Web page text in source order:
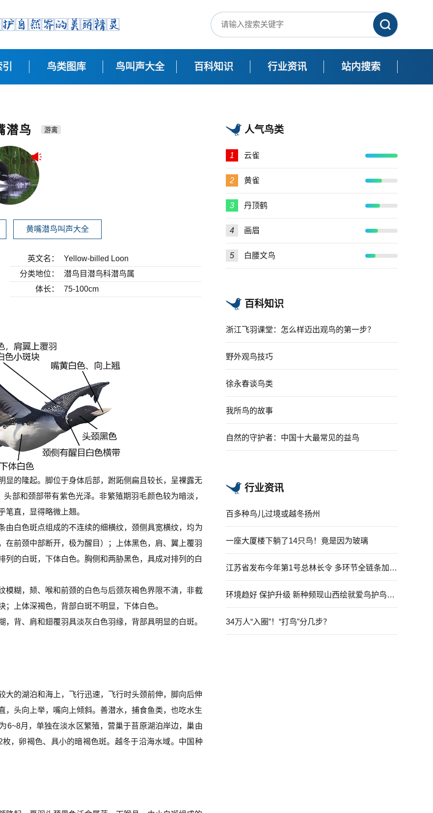
鸟类图库 鸟叫声大全 百科知识 行业资讯 站内搜索
潜鸟 游禽
黄嘴潜鸟叫声大全
英文名：
Yellow-billed Loon
分类地位：
潜鸟目潜鸟科潜鸟属
体长： 75-100cm
显的隆起。脚位于身体后部，跗跖侧扁且较长，呈裸露无
部和颈部带有紫色光泽。非繁殖期羽毛颜色较为暗淡，
直，显得略微上翘。
由白色斑点组成的不连续的细横纹，颈侧具宽横纹，均为
在前颈中部断开，极为醒目）；上体黑色，肩、翼上覆羽
的白斑，下体白色。胸侧和两胁黑色，具成对排列的白
模糊，颏、喉和前颈的白色与后颈灰褐色界限不清，非截
上体深褐色，背部白斑不明显，下体白色。
背、肩和翅覆羽具淡灰白色羽缘，背部具明显的白斑。
大的湖泊和海上，飞行迅速，飞行时头颈前伸，脚向后伸
，头向上举，嘴向上倾斜。善潜水，捕食鱼类，也吃水生
6~8月，单独在淡水区繁殖，营巢于苔原湖泊岸边，巢由
，卵褐色、具小的暗褐色斑。越冬于沿海水域。中国种
人气鸟类
1 云雀
2 黄雀
3 丹顶鹤
4 画眉
5 白腰文鸟
百科知识
浙江飞羽课堂：怎么样迈出观鸟的第一步？
野外观鸟技巧
徐永春谈鸟类
我所鸟的故事
自然的守护者：中国十大最常见的益鸟
行业资讯
百多种鸟儿过境或越冬扬州
一座大厦楼下躺了14只鸟！竟是因为玻璃
江苏省发布今年第1号总林长令 多环节全链条加强鸟类保护
环境趋好 保护升级 新种频现山西绘就爱鸟护鸟生态新图景
34万人“入圈”！“打鸟”分几步？